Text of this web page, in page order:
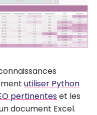
utiliser Python
pertinenteset les
document Excel.